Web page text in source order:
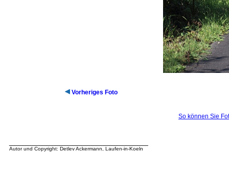
Vorheriges Foto
So können Sie
Autor und Copyright: Detlev Ackermann, Laufen-in-Koeln